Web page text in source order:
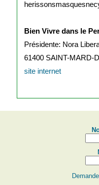
Bien Vivre dans le
Présidente: Nora
61400 SAINT-MARD-
site internet